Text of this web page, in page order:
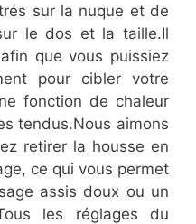
sur la nuque et de
le dos et la taille.Il
que vous puissiez
pour cibler votre
fonction de chaleur
tendus.Nous aimons
retirer la housse en
ce qui vous permet
assis doux ou un
les réglages du